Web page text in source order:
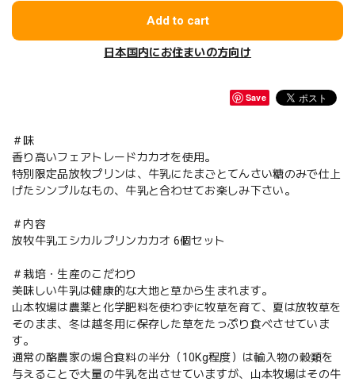
Add to cart
日本国内にお住まいの方向け
Save
＃味
香り高いフェアトレードカカオを使用。
特別限定品放牧プリンは、牛乳にたまごとてんさい糖のみで仕上
げたシンプルなもの、牛乳と合わせてお楽しみ下さい。
＃内容
放牧牛乳エシカルプリンカカオ 6個セット
＃栽培・生産のこだわり
美味しい牛乳は健康的な大地と草から生まれます。
山本牧場は農薬と化学肥料を使わずに牧草を育て、夏は放牧草を
そのまま、冬は越冬用に保存した草をたっぷり食べさせていま
す。
通常の酪農家の場合食料の半分（10Kg程度）は輸入物の穀類を
与えることで大量の牛乳を出させていますが、山本牧場はその牛